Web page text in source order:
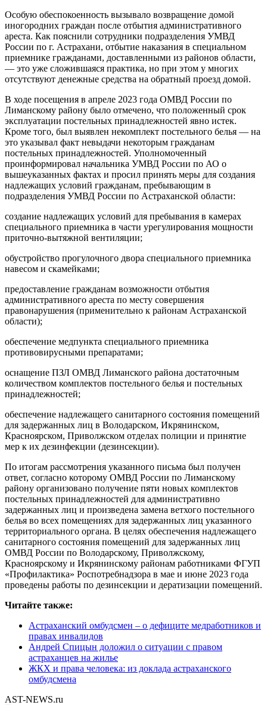
Особую обеспокоенность вызывало возвращение домой
иногородних граждан после отбытия административного
ареста. Как пояснили сотрудники подразделения УМВД
России по г. Астрахани, отбытие наказания в специальном
приемнике гражданами, доставленными из районов области,
— это уже сложившаяся практика, но при этом у многих
отсутствуют денежные средства на обратный проезд домой.
В ходе посещения в апреле 2023 года ОМВД России по
Лиманскому району было отмечено, что положенный срок
эксплуатации постельных принадлежностей явно истек.
Кроме того, был выявлен некомплект постельного белья — на
это указывал факт невыдачи некоторым гражданам
постельных принадлежностей. Уполномоченный
проинформировал начальника УМВД России по АО о
вышеуказанных фактах и просил принять меры для создания
надлежащих условий гражданам, пребывающим в
подразделения УМВД России по Астраханской области:
создание надлежащих условий для пребывания в камерах
специального приемника в части урегулирования мощности
приточно-вытяжной вентиляции;
обустройство прогулочного двора специального приемника
навесом и скамейками;
предоставление гражданам возможности отбытия
административного ареста по месту совершения
правонарушения (применительно к районам Астраханской
области);
обеспечение медпункта специального приемника
противовирусными препаратами;
оснащение ПЗЛ ОМВД Лиманского района достаточным
количеством комплектов постельного белья и постельных
принадлежностей;
обеспечение надлежащего санитарного состояния помещений
для задержанных лиц в Володарском, Икрянинском,
Красноярском, Приволжском отделах полиции и принятие
мер к их дезинфекции (дезинсекции).
По итогам рассмотрения указанного письма был получен
ответ, согласно которому ОМВД России по Лиманскому
району организовано получение пяти новых комплектов
постельных принадлежностей для административно
задержанных лиц и произведена замена ветхого постельного
белья во всех помещениях для задержанных лиц указанного
территориального органа. В целях обеспечения надлежащего
санитарного состояния помещений для задержанных лиц
ОМВД России по Володарскому, Приволжскому,
Красноярскому и Икрянинскому районам работниками ФГУП
«Профилактика» Роспотребнадзора в мае и июне 2023 года
проведены работы по дезинсекции и дератизации помещений.
Читайте также:
Астраханский омбудсмен – о дефиците медработников и
правах инвалидов
Андрей Спицын доложил о ситуации с правом
астраханцев на жилье
ЖКХ и права человека: из доклада астраханского
омбудсмена
AST-NEWS.ru